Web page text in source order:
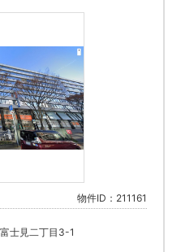
物件ID：211161
士見二丁目3-1